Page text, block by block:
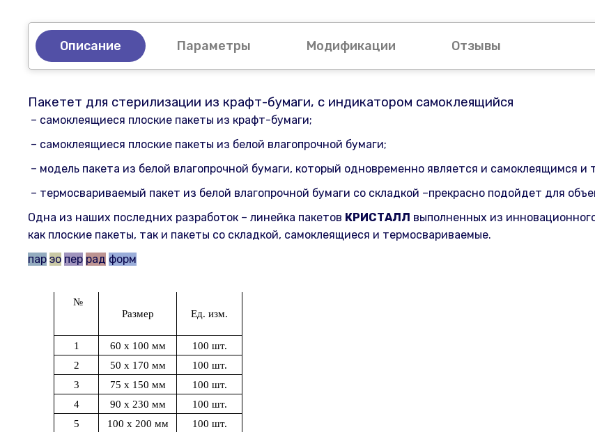
Описание Параметры Модификации Отзывы
Пакетет для стерилизации из крафт-бумаги, с индикатором самоклеящийся
– самоклеящиеся плоские пакеты из крафт-бумаги;
– самоклеящиеся плоские пакеты из белой влагопрочной бумаги;
– модель пакета из белой влагопрочной бумаги, который одновременно является и самоклеящимся и
– термосвариваемый пакет из белой влагопрочной бумаги со складкой –прекрасно подойдет для
Одна из наших последних разработок – линейка пакетов КРИСТАЛЛ выполненных из
как плоские пакеты, так и пакеты со складкой, самоклеящиеся и термосвариваемые.
пар эо пер рад форм
№
Размер
Ед. изм.
1 60 х 100 мм
100 шт.
2
50 х 170 мм
100 шт.
3
75 х 150 мм
100 шт.
4
90 х 230 мм
100 шт.
5
100 х 200 мм
100 шт.